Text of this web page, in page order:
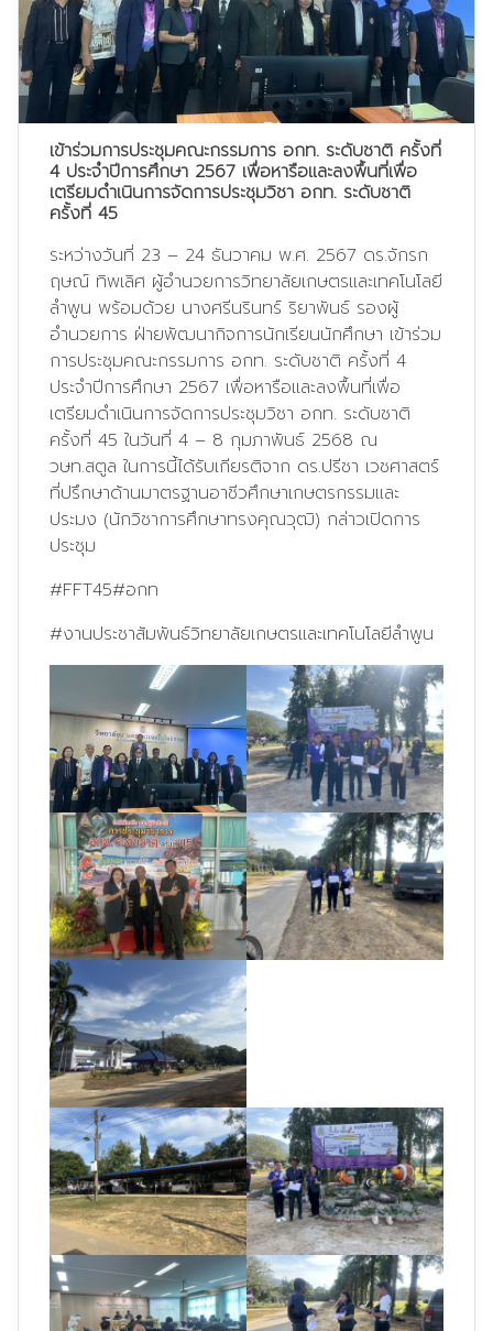
เข้าร่วมการประชุมคณะกรรมการ อกท. ระดับชาติ ครั้งที่
4 ประจำปีการศึกษา 2567 เพื่อหารือและลงพื้นที่เพื่อ
เตรียมดำเนินการจัดการประชุมวิชา อกท. ระดับชาติ
ครั้งที่ 45
ระหว่างวันที่ 23 – 24 ธันวาคม พ.ศ. 2567 ดร.จักรก
ฤษณ์ ทิพเลิศ ผู้อำนวยการวิทยาลัยเกษตรและเทคโนโลยี
ลำพูน พร้อมด้วย นางศรีนรินทร์ ริยาพันธ์ รองผู้
อำนวยการ ฝ่ายพัฒนากิจการนักเรียนนักศึกษา เข้าร่วม
การประชุมคณะกรรมการ อกท. ระดับชาติ ครั้งที่ 4
ประจำปีการศึกษา 2567 เพื่อหารือและลงพื้นที่เพื่อ
เตรียมดำเนินการจัดการประชุมวิชา อกท. ระดับชาติ
ครั้งที่ 45 ในวันที่ 4 – 8 กุมภาพันธ์ 2568 ณ
วษท.สตูล ในการนี้ได้รับเกียรติจาก ดร.ปรีชา เวชศาสตร์
ที่ปรึกษาด้านมาตรฐานอาชีวศึกษาเกษตรกรรมและ
ประมง (นักวิชาการศึกษาทรงคุณวุฒิ) กล่าวเปิดการ
ประชุม
#FFT45#อกท
#งานประชาสัมพันธ์วิทยาลัยเกษตรและเทคโนโลยีลำพูน